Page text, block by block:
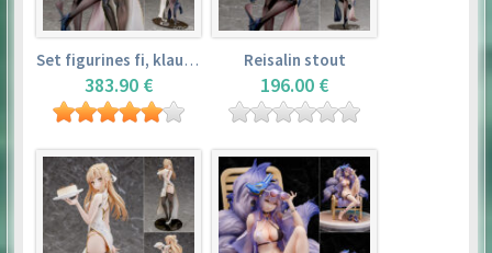
Set figurines fi, klaudia valentz, reisalin stout
383.90 €
Reisalin stout
196.00 €